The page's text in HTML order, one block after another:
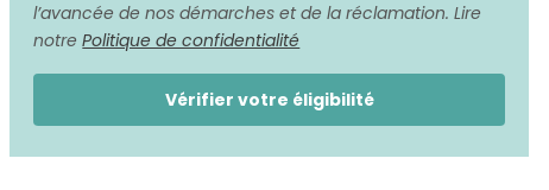
l’avancée de nos démarches et de la réclamation. Lire
notrePolitique de confidentialité
Vérifier votre éligibilité